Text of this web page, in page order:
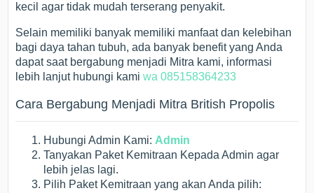
kecil agar tidak mudah terserang penyakit.
Selain memiliki banyak memiliki manfaat dan kelebihan
bagi daya tahan tubuh, ada banyak benefit yang Anda
dapat saat bergabung menjadi Mitra kami, informasi
lebih lanjut hubungi kamiwa 085158364233
Cara Bergabung Menjadi Mitra British Propolis
Hubungi Admin Kami: Admin
Tanyakan Paket Kemitraan Kepada Admin agar
lebih jelas lagi.
Pilih Paket Kemitraan yang akan Anda pilih: